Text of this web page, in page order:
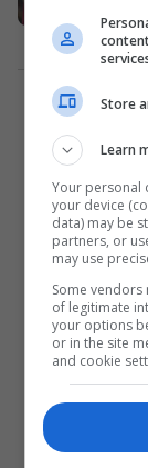
Store
Learn
Your personal
your device
data) may be
partners, or
may use
Some
of legitimate
your options
or in the site
and cookie